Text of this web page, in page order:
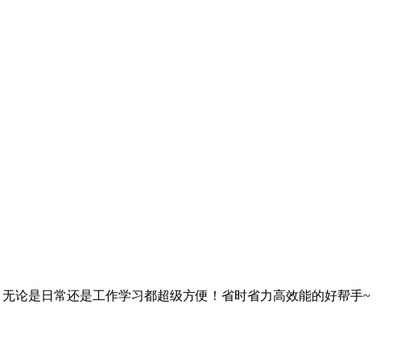
论是日常还是工作学习都超级方便！省时省力高效能的好帮手~